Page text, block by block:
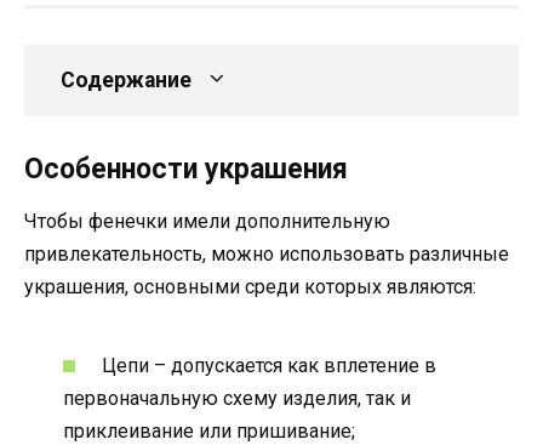
Содержание
Особенности украшения
Чтобы фенечки имели дополнительную
привлекательность, можно использовать различные
украшения, основными среди которых являются:
Цепи – допускается как вплетение в
первоначальную схему изделия, так и
приклеивание или пришивание;